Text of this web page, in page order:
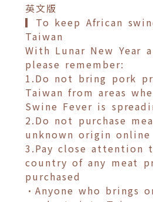
英文版
▎To keep African
Taiwan
With Lunar New Year
please remember:
1.Do not bring pork
Taiwan from areas
Swine Fever is
2.Do not purchase
unknown origin online
3.Pay close attention
country of any meat
purchased
•Anyone who brings